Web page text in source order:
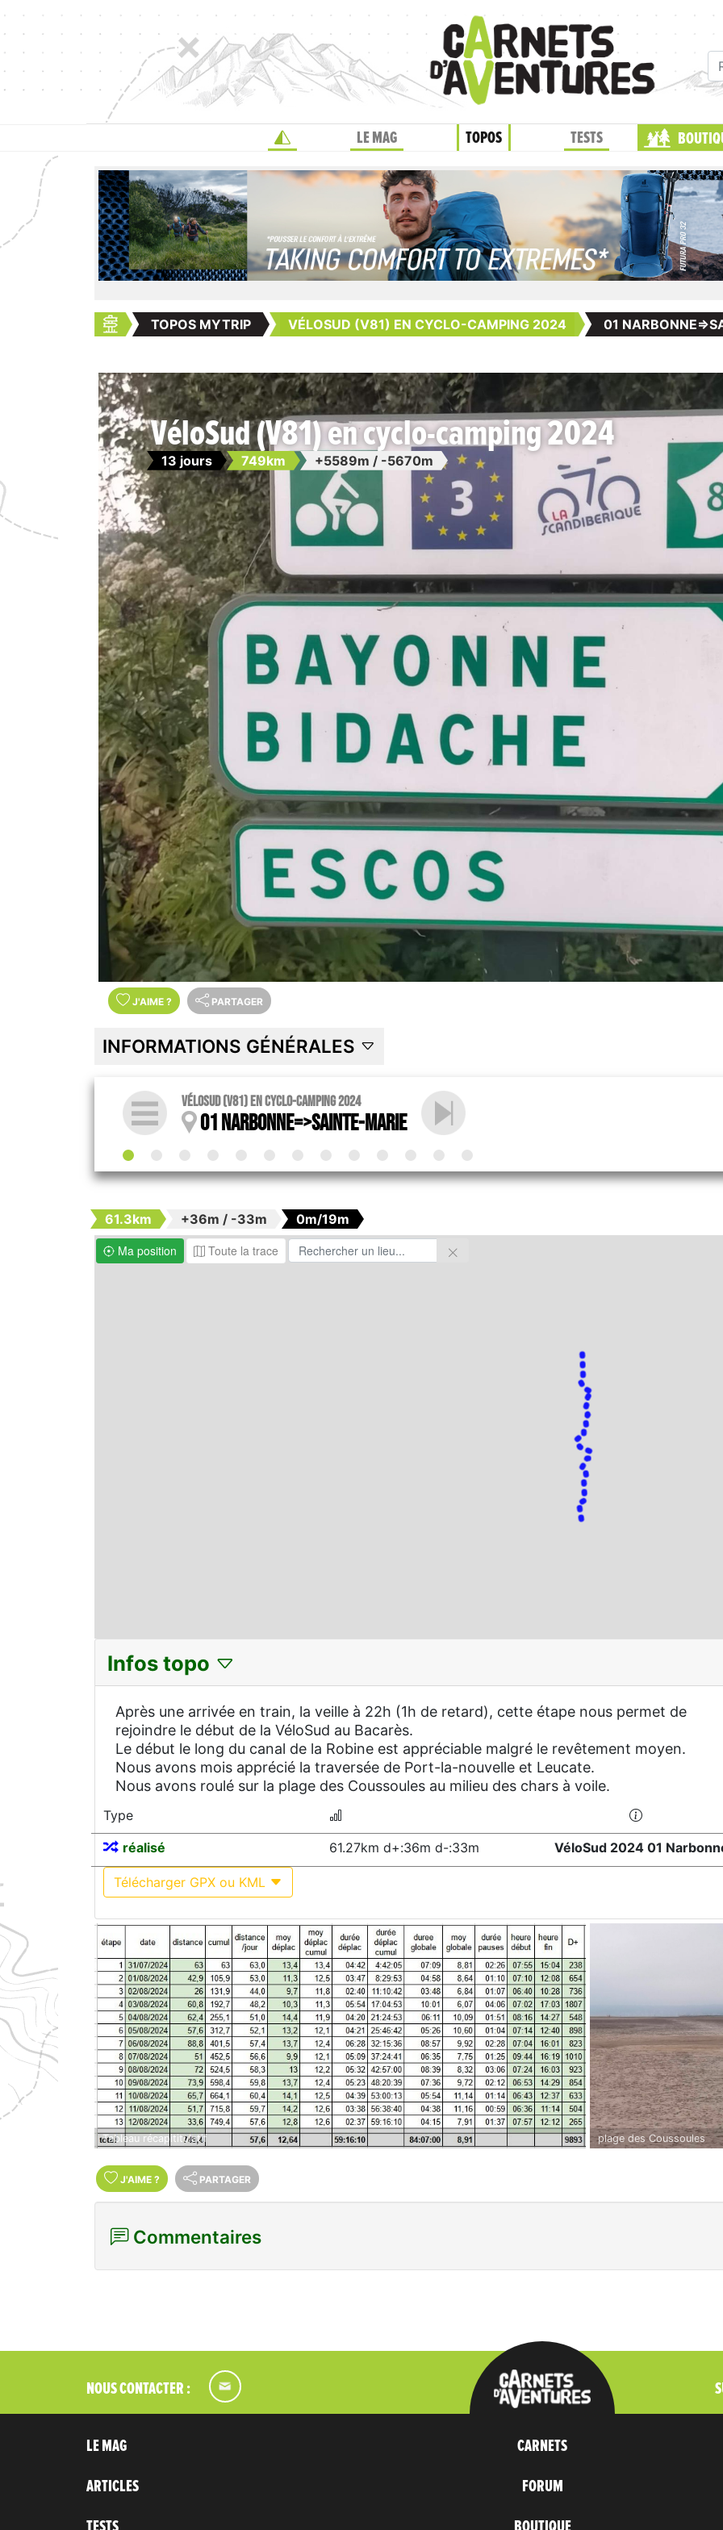
LE MAG TOPOS TESTS
TOPOS MYTRIP VÉLOSUD (V81) EN CYCLO-CAMPING 2024 01
VéloSud (V81) en cyclo-camping 2024
13 jours 749km +5589m / -5670m
J'AIME ? PARTAGER
INFORMATIONS GÉNÉRALES
VéloSud (V81) en cyclo-camping 2024
01 Narbonne=>Sainte-Marie
61.3km +36m / -33m
0m/19m
Ma position
Toute la trace
Infos topo
Après une arrivée en train, la veille à 22h (1h de retard), cette étape nous permet de
rejoindre le début de la VéloSud au Bacarès.
Le début le long du canal de la Robine est appréciable malgré le revêtement moyen.
Nous avons mois apprécié la traversée de Port-la-nouvelle et Leucate.
Nous avons roulé sur la plage des Coussoules au milieu des chars à voile.
Type
réalisé
61.27km d+:36m d-:33m VéloSud 2024 01
Télécharger GPX ou KML
Tableau récapititulatif plage des Coussoules
J'AIME ? PARTAGER
Commentaires
NOUS CONTACTER :
LE MAG
ARTICLES
CARNETS
FORUM